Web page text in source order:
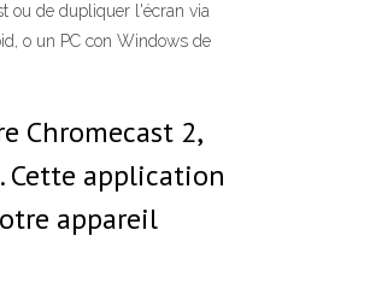
ou de dupliquer l'écran via
o un PC con Windows de
Chromecast 2,
Cette application
appareil